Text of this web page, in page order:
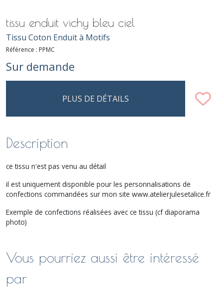
tissu enduit vichy bleu ciel
Tissu Coton Enduit à Motifs
Référence : PPMC
Sur demande
PLUS DE DÉTAILS
Description
ce tissu n'est pas venu au détail
il est uniquement disponible pour les personnalisations de
confections commandées sur mon site www.atelierjulesetalice.fr
Exemple de confections réalisées avec ce tissu (cf diaporama
photo)
Vous pourriez aussi être intéressé
par